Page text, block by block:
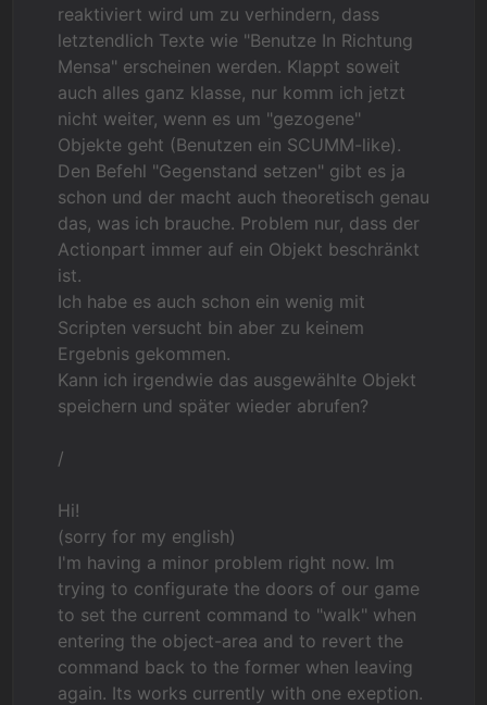
reaktiviert wird um zu verhindern, dass
letztendlich Texte wie "Benutze In Richtung
Mensa" erscheinen werden. Klappt soweit
auch alles ganz klasse, nur komm ich jetzt
nicht weiter, wenn es um "gezogene"
Objekte geht (Benutzen ein SCUMM-like).
Den Befehl "Gegenstand setzen" gibt es ja
schon und der macht auch theoretisch genau
das, was ich brauche. Problem nur, dass der
Actionpart immer auf ein Objekt beschränkt
ist.
Ich habe es auch schon ein wenig mit
Scripten versucht bin aber zu keinem
Ergebnis gekommen.
Kann ich irgendwie das ausgewählte Objekt
speichern und später wieder abrufen?
/
Hi!
(sorry for my english)
I'm having a minor problem right now. Im
trying to configurate the doors of our game
to set the current command to "walk" when
entering the object-area and to revert the
command back to the former when leaving
again. Its works currently with one exeption.